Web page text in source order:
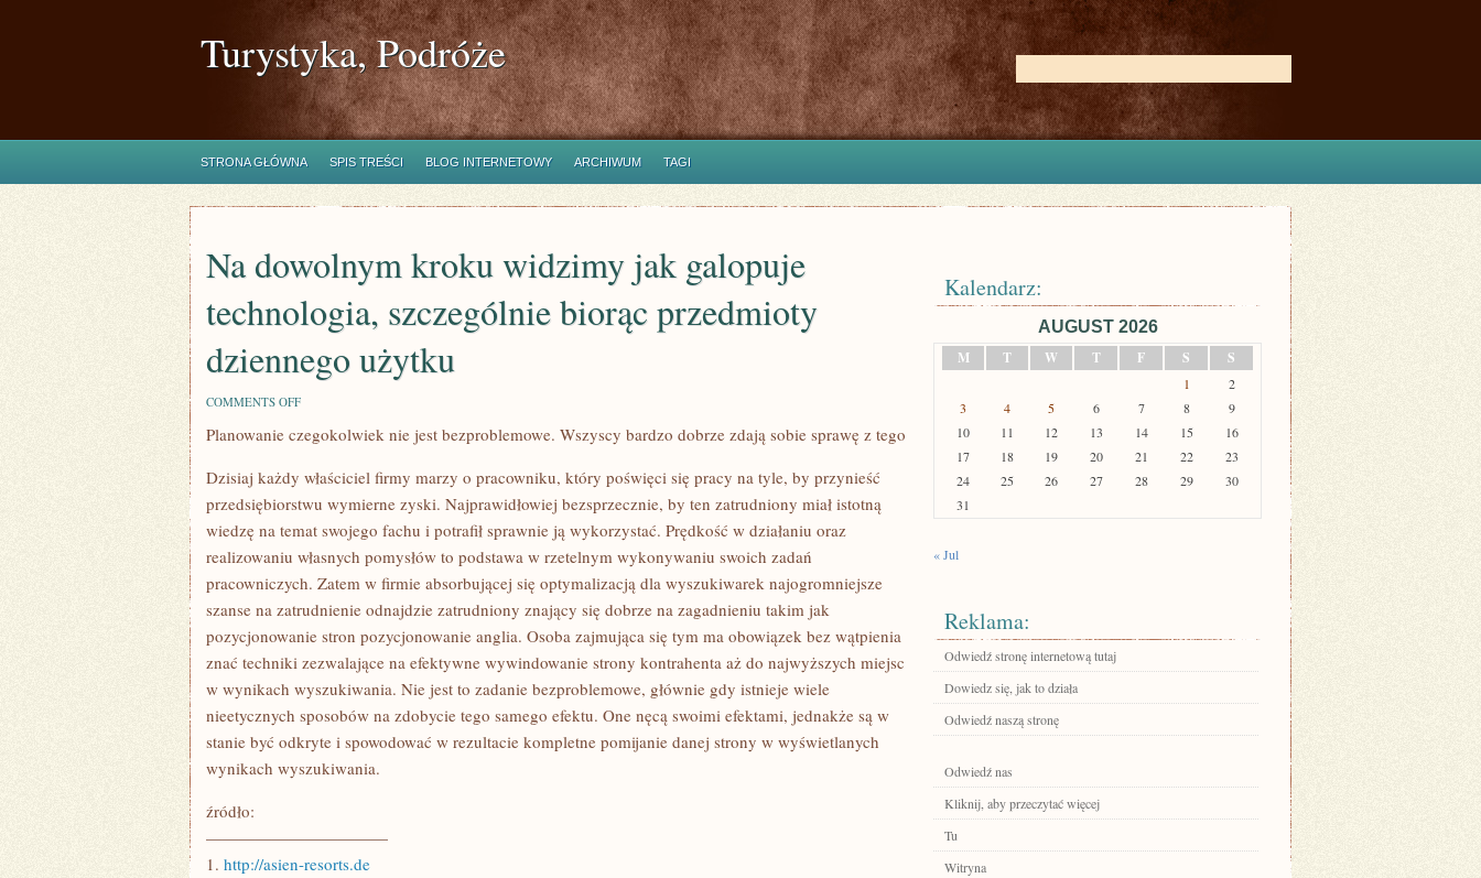
Turystyka, Podróże
STRONA GŁÓWNA SPIS TREŚCI BLOG INTERNETOWY ARCHIWUM TAGI
Na dowolnym kroku widzimy jak galopuje
technologia, szczególnie biorąc przedmioty
dziennego użytku
COMMENTS OFFON
DOWOLNYM
JAK
GALOPUJE
TECHNOLOGIA,
SZCZEGÓLNIE
BIORĄC
PRZEDMIOTY
DZIENNEGO
Planowanie czegokolwiek nie jest bezproblemowe. Wszyscy bardzo dobrze zdają sobie sprawę z tego
Dzisiaj każdy właściciel firmy marzy o pracowniku, który poświęci się pracy na tyle, by przynieść
przedsiębiorstwu wymierne zyski. Najprawidłowiej bezsprzecznie, by ten zatrudniony miał istotną
wiedzę na temat swojego fachu i potrafił sprawnie ją wykorzystać. Prędkość w działaniu oraz
realizowaniu własnych pomysłów to podstawa w rzetelnym wykonywaniu swoich zadań
pracowniczych. Zatem w firmie absorbującej się optymalizacją dla wyszukiwarek najogromniejsze
szanse na zatrudnienie odnajdzie zatrudniony znający się dobrze na zagadnieniu takim jak
pozycjonowanie stron pozycjonowanie anglia. Osoba zajmująca się tym ma obowiązek bez wątpienia
znać techniki zezwalające na efektywne wywindowanie strony kontrahenta aż do najwyższych miejsc
w wynikach wyszukiwania. Nie jest to zadanie bezproblemowe, głównie gdy istnieje wiele
nieetycznych sposobów na zdobycie tego samego efektu. One nęcą swoimi efektami, jednakże są w
stanie być odkryte i spowodować w rezultacie kompletne pomijanie danej strony w wyświetlanych
wynikach wyszukiwania.
źródło:
———————————
1. http://asien-resorts.de
Kalendarz:
AUGUST 2026
M
T W T F S S
1
2
3
4 5 6 7 8
9
10
11 12 13 14 15
16
17
18 19 20 21 22
23
24
25 26 27 28 29
30
31
« Jul
Reklama:
Odwiedź stronę internetową tutaj
Dowiedz się, jak to działa
Odwiedź naszą stronę
Odwiedź nas
Kliknij, aby przeczytać więcej
Tu
Witryna